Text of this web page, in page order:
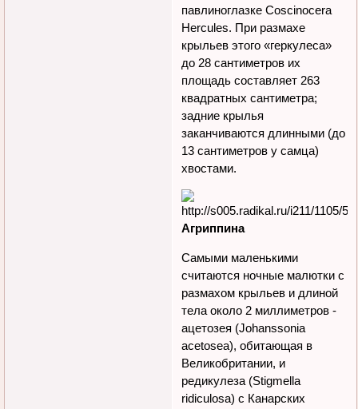
павлиноглазке Coscinocera
Hercules. При размахе
крыльев этого «геркулеса»
до 28 сантиметров их
площадь составляет 263
квадратных сантиметра;
задние крылья
заканчиваются длинными (до
13 сантиметров у самца)
хвостами.
Агриппина
Самыми маленькими
считаются ночные малютки с
размахом крыльев и длиной
тела около 2 миллиметров -
ацетозея (Johanssonia
acetosea), обитающая в
Великобритании, и
редикулеза (Stigmella
ridiculosa) с Канарских